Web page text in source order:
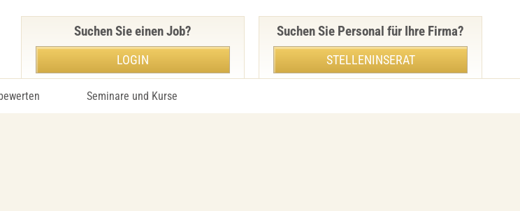
Seminare und Kurse
Suchen Sie einen Job?
LOGIN
Suchen Sie Personal für Ihre Firma?
STELLENINSERAT